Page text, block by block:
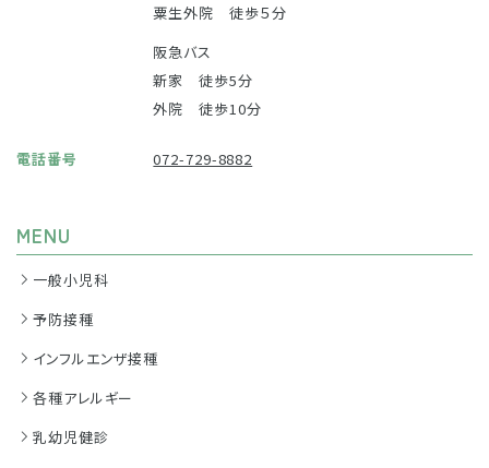
粟生外院 徒歩５分
阪急バス
新家 徒歩5分
外院 徒歩10分
電話番号 072-729-8882
MENU
一般小児科
予防接種
インフルエンザ接種
各種アレルギー
乳幼児健診